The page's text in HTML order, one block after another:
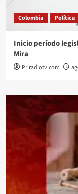
Colombia Política
Inicio período
Mira
Priradiotv.com